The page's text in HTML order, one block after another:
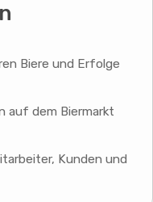
Biere und Erfolge
auf dem Biermarkt
Kunden und